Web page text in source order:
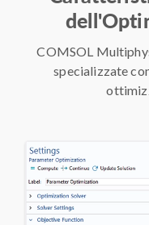
COMSOL
specializzate